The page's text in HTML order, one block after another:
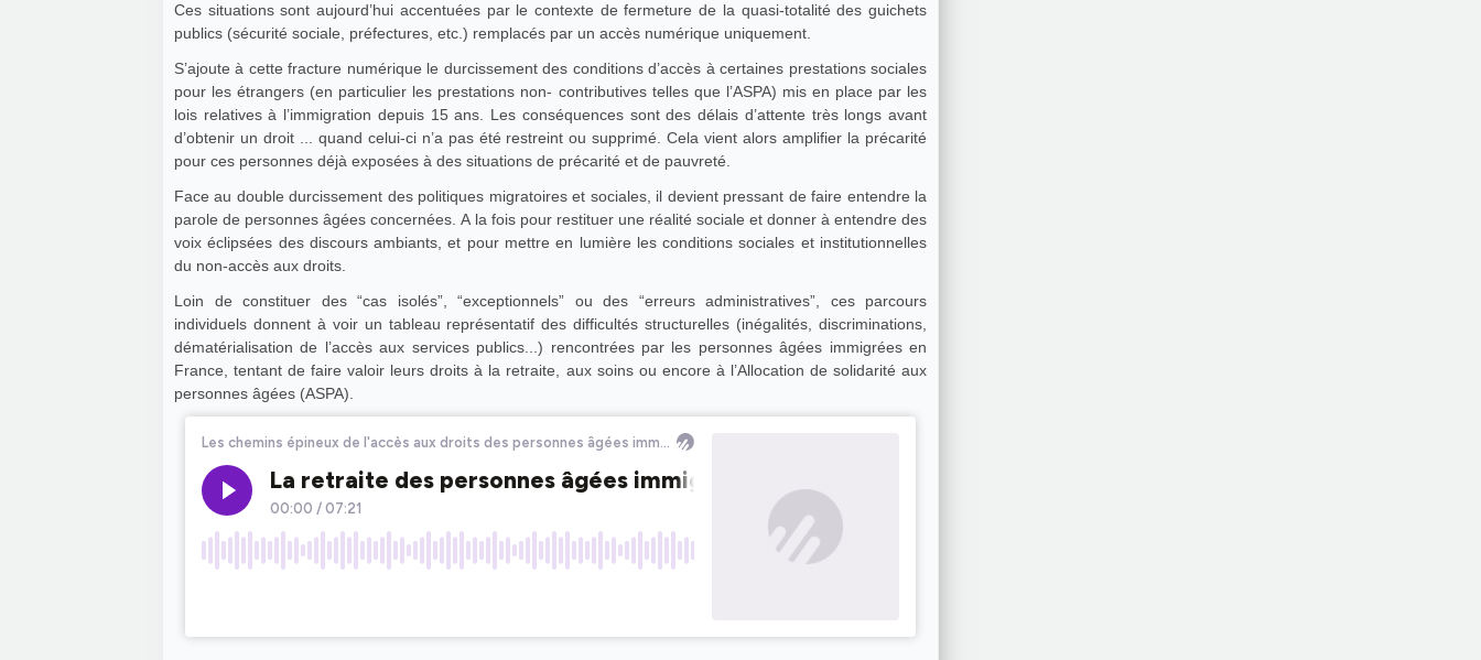
Ces situations sont aujourd’hui accentuées par le contexte de fermeture de la quasi-totalité des guichets
publics (sécurité sociale, préfectures, etc.) remplacés par un accès numérique uniquement.
S’ajoute à cette fracture numérique le durcissement des conditions d’accès à certaines prestations sociales
pour les étrangers (en particulier les prestations non- contributives telles que l’ASPA) mis en place par les
lois relatives à l’immigration depuis 15 ans. Les conséquences sont des délais d’attente très longs avant
d’obtenir un droit ... quand celui-ci n’a pas été restreint ou supprimé. Cela vient alors amplifier la précarité
pour ces personnes déjà exposées à des situations de précarité et de pauvreté.
Face au double durcissement des politiques migratoires et sociales, il devient pressant de faire entendre la
parole de personnes âgées concernées. A la fois pour restituer une réalité sociale et donner à entendre des
voix éclipsées des discours ambiants, et pour mettre en lumière les conditions sociales et institutionnelles
du non-accès aux droits.
Loin de constituer des “cas isolés”, “exceptionnels” ou des “erreurs administratives”, ces parcours
individuels donnent à voir un tableau représentatif des difficultés structurelles (inégalités, discriminations,
dématérialisation de l’accès aux services publics...) rencontrées par les personnes âgées immigrées en
France, tentant de faire valoir leurs droits à la retraite, aux soins ou encore à l’Allocation de solidarité aux
personnes âgées (ASPA).